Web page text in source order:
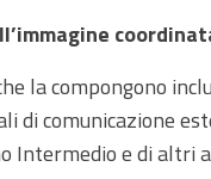
la compongono
di comunicazione
Intermedio e di